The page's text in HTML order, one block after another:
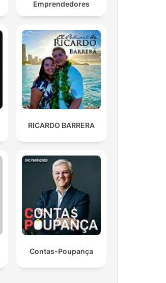
Emprendedores
RICARDO BARRERA
Contas-Poupança